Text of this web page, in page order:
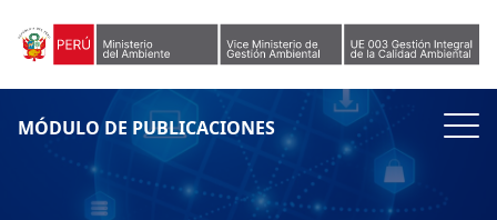
MÓDULO DE PUBLICACIONES